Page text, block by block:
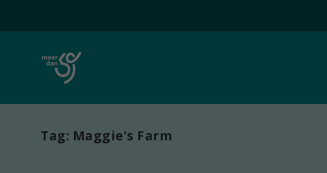
Tag: Maggie’s Farm